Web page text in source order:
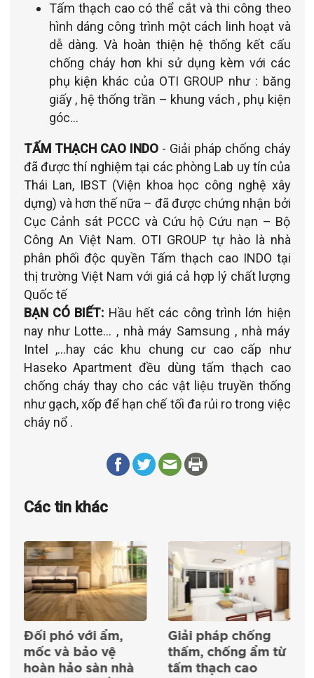
Tấm thạch cao có thể cắt và thi công theo
hình dáng công trình một cách linh hoạt và
dễ dàng. Và hoàn thiện hệ thống kết cấu
chống cháy hơn khi sử dụng kèm với các
phụ kiện khác của OTI GROUP như : băng
giấy , hệ thống trần – khung vách , phụ kiện
góc...
TẤM THẠCH CAO INDO - Giải pháp chống cháy
đã được thí nghiệm tại các phòng Lab uy tín của
Thái Lan, IBST (Viện khoa học công nghệ xây
dựng) và hơn thế nữa – đã được chứng nhận bởi
Cục Cảnh sát PCCC và Cứu hộ Cứu nạn – Bộ
Công An Việt Nam. OTI GROUP tự hào là nhà
phân phối độc quyền Tấm thạch cao INDO tại
thị trường Việt Nam với giá cả hợp lý chất lượng
Quốc tế
BẠN CÓ BIẾT: Hầu hết các công trình lớn hiện
nay như Lotte... , nhà máy Samsung , nhà máy
Intel ,...hay các khu chung cư cao cấp như
Haseko Apartment đều dùng tấm thạch cao
chống cháy thay cho các vật liệu truyền thống
như gạch, xốp để hạn chế tối đa rủi ro trong việc
cháy nổ .
Các tin khác
nhà
Giải pháp chống
thấm, chống ẩm từ
tấm thạch cao
Vách thạch cao -
giải pháp hoàn
cho không gian